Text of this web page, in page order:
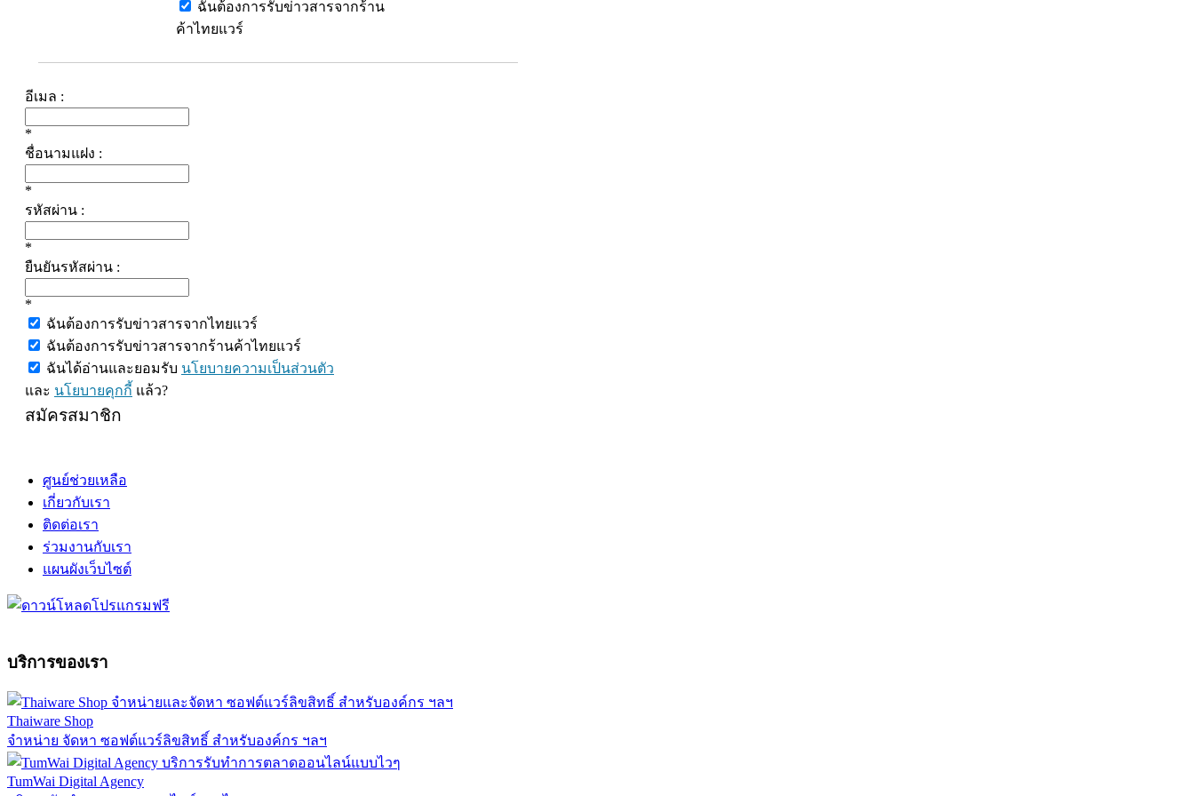
ฉันต้องการรับข่าวสารจากร้าน
ค้าไทยแวร์
อีเมล :
*
ชื่อนามแฝง :
*
รหัสผ่าน :
*
ยืนยันรหัสผ่าน :
*
ฉันต้องการรับข่าวสารจากไทยแวร์
ฉันต้องการรับข่าวสารจากร้านค้าไทยแวร์
ฉันได้อ่านและยอมรับ นโยบายความเป็นส่วนตัว
และ นโยบายคุกกี้ แล้ว?
สมัครสมาชิก
ศูนย์ช่วยเหลือ
เกี่ยวกับเรา
ติดต่อเรา
ร่วมงานกับเรา
แผนผังเว็บไซต์
บริการของเรา
Thaiware Shop
จำหน่าย จัดหา ซอฟต์แวร์ลิขสิทธิ์ สำหรับองค์กร ฯลฯ
TumWai Digital Agency